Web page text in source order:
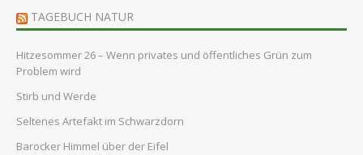
TAGEBUCH NATUR
Hitzesommer 26 – Wenn privates und öffentliches Grün zum
Problem wird
Stirb und Werde
Seltenes Artefakt im Schwarzdorn
Barocker Himmel über der Eifel